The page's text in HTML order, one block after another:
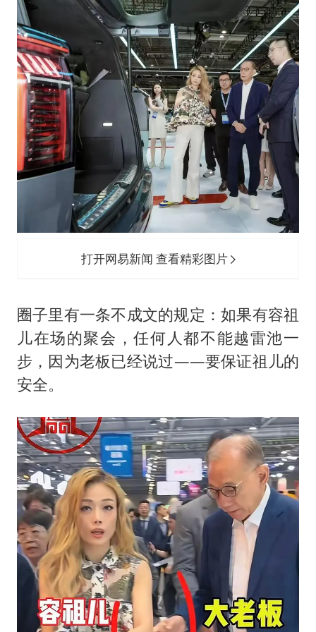
打开网易新闻 查看精彩图片
圈子里有一条不成文的规定：如果有容祖
儿在场的聚会，任何人都不能越雷池一
步，因为老板已经说过——要保证祖儿的
安全。